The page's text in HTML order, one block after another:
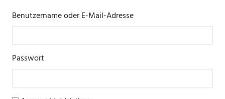
Benutzername oder E-Mail-Adresse
Passwort